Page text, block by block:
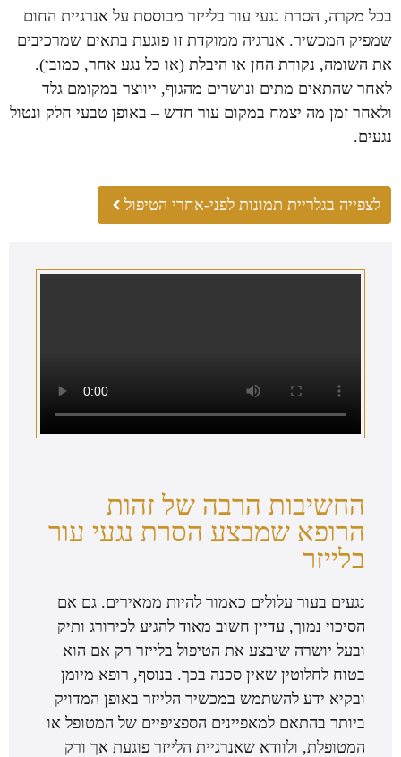
בכל מקרה, הסרת נגעי עור בלייזר מבוססת על אנרגיית החום
שמפיק המכשיר. אנרגיה ממוקדת זו פוגעת בתאים שמרכיבים
את השומה, נקודת החן או היבלת (או כל נגע אחר, כמובן).
לאחר שהתאים מתים ונושרים מהגוף, ייווצר במקומם גלד
ולאחר זמן מה יצמח במקום עור חדש – באופן טבעי חלק ונטול
נגעים.
לצפייה בגלריית תמונות לפני-אחרי הטיפול
החשיבות הרבה של זהות
הרופא שמבצע הסרת נגעי עור
בלייזר
נגעים בעור עלולים כאמור להיות ממאירים. גם אם
הסיכוי נמוך, עדיין חשוב מאוד להגיע לכירורג ותיק
ובעל יושרה שיבצע את הטיפול בלייזר רק אם הוא
בטוח לחלוטין שאין סכנה בכך. בנוסף, רופא מיומן
ובקיא ידע להשתמש במכשיר הלייזר באופן המדויק
ביותר בהתאם למאפיינים הספציפיים של המטופל או
המטופלת, ולוודא שאנרגיית הלייזר פוגעת אך ורק